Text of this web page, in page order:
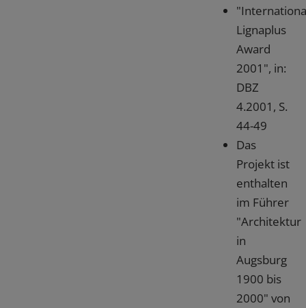
Lignaplus
Award
2001", in:
DBZ
4.2001, S.
44-49
Das
Projekt ist
enthalten
im Führer
"Architektur
in
Augsburg
1900 bis
2000" von